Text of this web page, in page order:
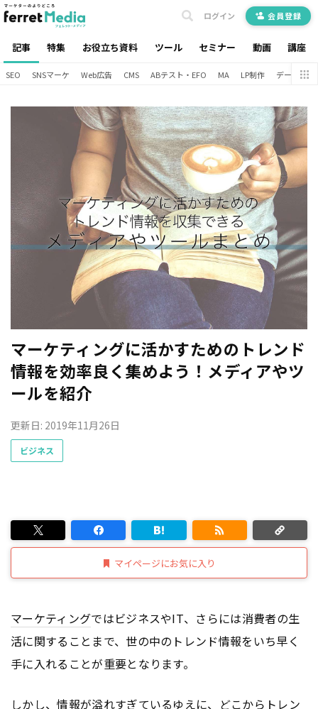
記事 特集 お役立ち資料 ツール セミナー 動画 講座
ログイン 会員登録
SEO SNSマーケ Web広告 CMS ABテスト・EFO MA LP制作 データ分析
マーケティングに活かすためのトレンド
情報を効率良く集めよう！メディアやツ
ールを紹介
更新日: 2019年11月26日
ビジネス
マイページにお気に入り
マーケティングではビジネスやIT、さらには消費者の生
活に関することまで、世の中のトレンド情報をいち早く
手に入れることが重要となります。
しかし、情報が溢れすぎているゆえに、どこからトレン